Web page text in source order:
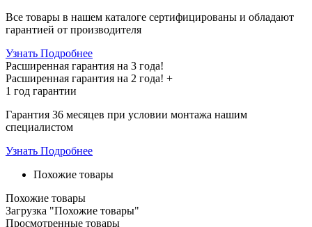
Все товары в нашем каталоге сертифицированы и обладают
гарантией от производителя
Узнать Подробнее
Расширенная гарантия на 3 года!
Расширенная гарантия на 2 года! +
1 год гарантии
Гарантия 36 месяцев при условии монтажа нашим
специалистом
Узнать Подробнее
Похожие товары
Похожие товары
Загрузка "Похожие товары"
Просмотренные товары